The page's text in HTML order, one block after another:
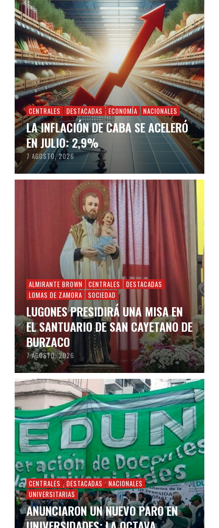
CENTRALES DESTACADAS ECONOMÍA NACIONALES
LA INFLACIÓN DE CABA SE ACELERÓ
EN JULIO: 2,9%
7 AGOSTO, 2026
ALMIRANTE BROWN CENTRALES
DESTACADAS
LOMAS DE ZAMORA
SOCIEDAD
LUGONES PRESIDIRÁ UNA MISA EN
EL SANTUARIO DE SAN CAYETANO DE
BURZACO
7 AGOSTO, 2026
CENTRALES DESTACADAS
NACIONALES
UNIVERSITARIAS
ANUNCIARON UN NUEVO PARO EN